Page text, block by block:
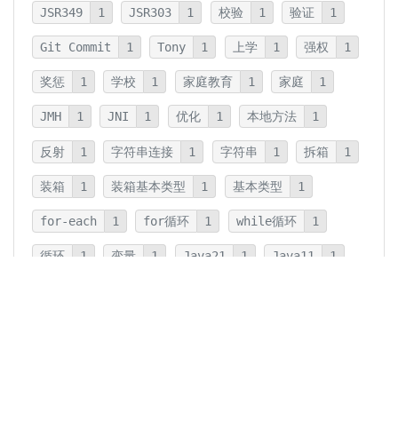
JSR349 1 JSR303 1 校验 1 验证 1
Git Commit 1 Tony 1 上学 1 强权 1
奖惩 1 学校 1 家庭教育 1 家庭 1
JMH 1 JNI 1 优化 1 本地方法 1
反射 1 字符串连接 1 字符串 1 拆箱 1
装箱 1 装箱基本类型 1 基本类型 1
for-each 1 for循环 1 while循环 1
循环 1 变量 1 Java21 1 Java11 1